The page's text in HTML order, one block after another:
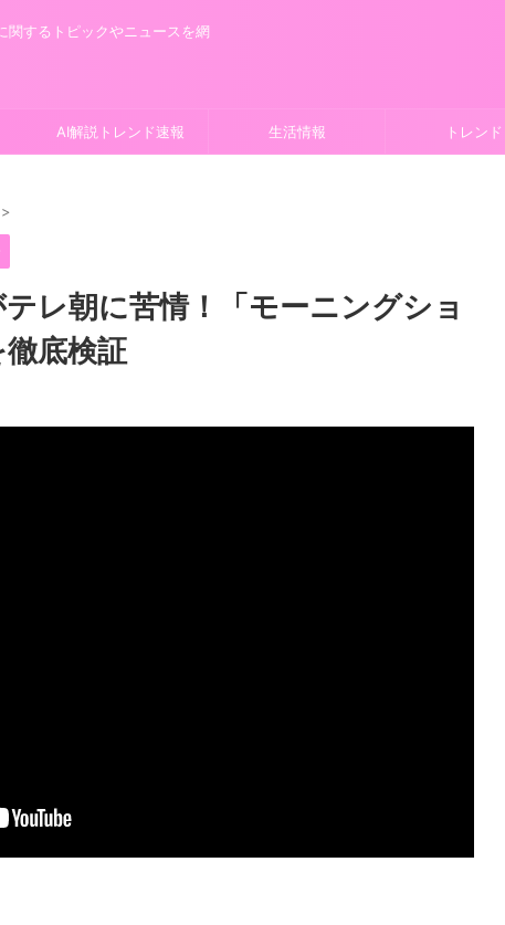
関するトピックやニュースを網
AI解説トレンド速報 生活情報 トレンド
>
レ朝に苦情！「モーニングショ
底検証